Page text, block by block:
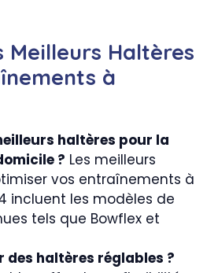
Meilleurs Haltères
à
haltères pour la
? Les meilleurs
vos entraînements à
incluent les modèles de
tels que Bowflex et
des haltères réglables ?